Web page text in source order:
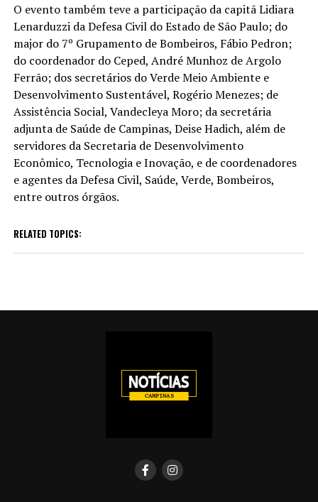
O evento também teve a participação da capitã Lidiara
Lenarduzzi da Defesa Civil do Estado de São Paulo; do
major do 7º Grupamento de Bombeiros, Fábio Pedron;
do coordenador do Ceped, André Munhoz de Argolo
Ferrão; dos secretários do Verde Meio Ambiente e
Desenvolvimento Sustentável, Rogério Menezes; de
Assistência Social, Vandecleya Moro; da secretária
adjunta de Saúde de Campinas, Deise Hadich, além de
servidores da Secretaria de Desenvolvimento
Econômico, Tecnologia e Inovação, e de coordenadores
e agentes da Defesa Civil, Saúde, Verde, Bombeiros,
entre outros órgãos.
RELATED TOPICS: